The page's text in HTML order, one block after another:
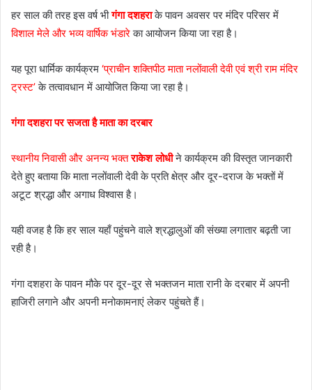
हर साल की तरह इस वर्ष भीगंगा दशहराके पावन अवसर पर मंदिर परिसर में
विशाल मेले और भव्य वार्षिक भंडारेका आयोजन किया जा रहा है।
यह पूरा धार्मिक कार्यक्रम ‘प्राचीन शक्तिपीठ माता नलोंवाली देवी एवं श्री राम मंदिर
ट्रस्ट’के तत्वावधान में आयोजित किया जा रहा है।
गंगा दशहरा पर सजता है माता का दरबार
स्थानीय निवासी और अनन्य भक्तराकेश लोधीने कार्यक्रम की विस्तृत जानकारी
देते हुए बताया कि माता नलोंवाली देवी के प्रति क्षेत्र और दूर-दराज के भक्तों में
अटूट श्रद्धा और अगाध विश्वास है।
यही वजह है कि हर साल यहाँ पहुंचने वाले श्रद्धालुओं की संख्या लगातार बढ़ती जा
रही है।
गंगा दशहरा के पावन मौके पर दूर-दूर से भक्तजन माता रानी के दरबार में अपनी
हाजिरी लगाने और अपनी मनोकामनाएं लेकर पहुंचते हैं।